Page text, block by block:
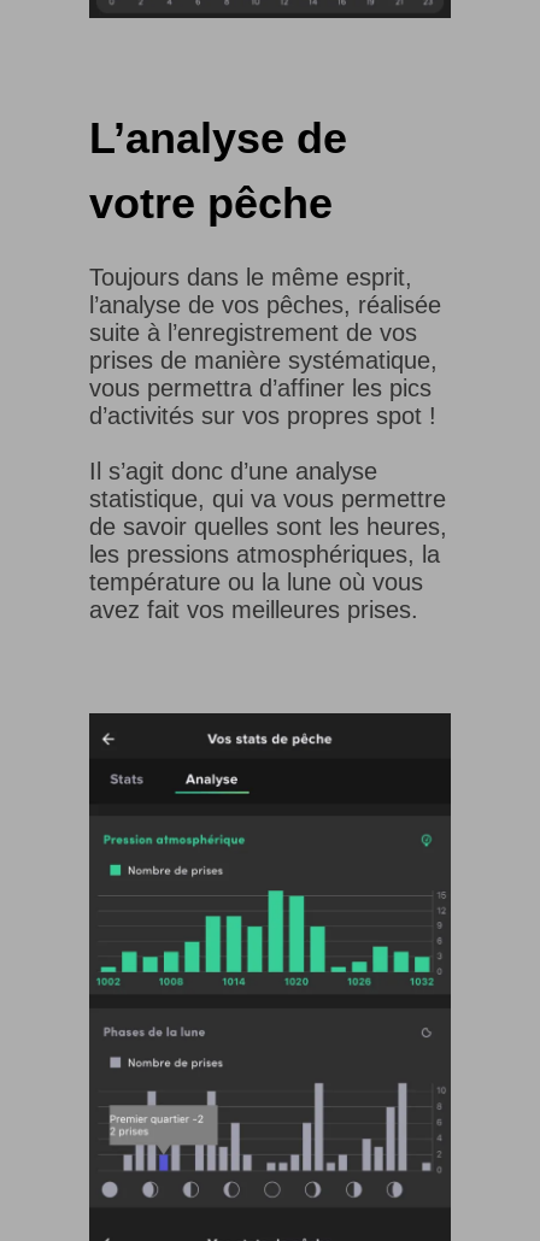
L’analyse de
votre pêche
Toujours dans le même esprit,
l’analyse de vos pêches, réalisée
suite à l’enregistrement de vos
prises de manière systématique,
vous permettra d’affiner les pics
d’activités sur vos propres spot !
Il s’agit donc d’une analyse
statistique, qui va vous permettre
de savoir quelles sont les heures,
les pressions atmosphériques, la
température ou la lune où vous
avez fait vos meilleures prises.